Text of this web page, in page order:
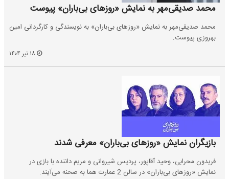
محمد صدیقی‌مهر به نمایش «روزهای بی‌باران» پیوست
محمد صدیقی‌مهر به نمایش «روزهای بی‌باران» به نویسندگی و کارگردانی امین
بهروزی پیوست.
بازیگران نمایش «روزهای بی‌باران» معرفی شدند
فریدون محرابی، وحید آقاپور، پردیس شیروانی و مریم داننده با بازی در
نمایش «روزهای بی‌باران» در سالن 2 عمارت هما به صحنه می‌آیند.